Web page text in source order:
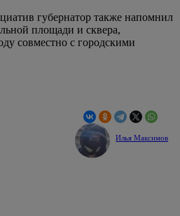
губернатор также напомнил
площади и сквера,
совместно с городскими
Илья Максимов